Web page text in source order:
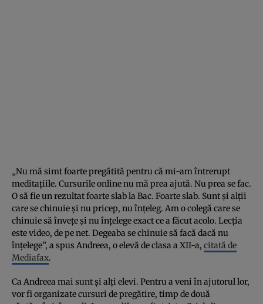
„Nu mă simt foarte pregătită pentru că mi-am întrerupt
meditaţiile. Cursurile online nu mă prea ajută. Nu prea se fac.
O să fie un rezultat foarte slab la Bac. Foarte slab. Sunt şi alţii
care se chinuie şi nu pricep, nu înţeleg. Am o colegă care se
chinuie să înveţe şi nu înţelege exact ce a făcut acolo. Lecţia
este video, de pe net. Degeaba se chinuie să facă dacă nu
înţelege”, a spus Andreea, o elevă de clasa a XII-a, citată de
Mediafax.
Ca Andreea mai sunt şi alţi elevi. Pentru a veni în ajutorul lor,
vor fi organizate cursuri de pregătire, timp de două